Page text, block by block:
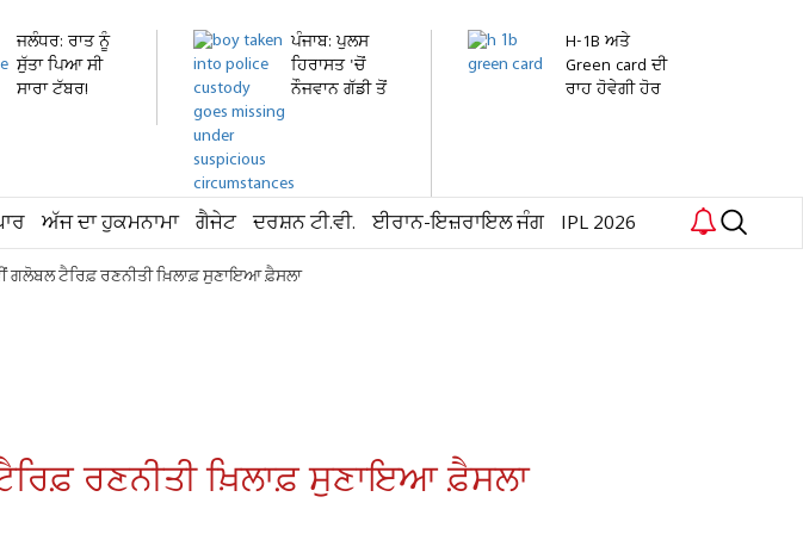
ਜਲੰਧਰ: ਰਾਤ ਨੂੰ
ਸੁੱਤਾ ਪਿਆ ਸੀ
ਸਾਰਾ ਟੱਬਰ!
ਪੰਜਾਬ: ਪੁਲਸ
ਹਿਰਾਸਤ 'ਚੋਂ
ਨੌਜਵਾਨ ਗੱਡੀ ਤੋਂ
H-1B ਅਤੇ
Green card ਦੀ
ਰਾਹ ਹੋਵੇਗੀ ਹੋਰ
ਅੱਜ ਦਾ ਹੁਕਮਨਾਮਾ ਗੈਜੇਟ ਦਰਸ਼ਨ ਟੀ.ਵੀ. ਈਰਾਨ-ਇਜ਼ਰਾਇਲ ਜੰਗ IPL 2026
ਗਲੋਬਲ ਟੈਰਿਫ਼ ਰਣਨੀਤੀ ਖ਼ਿਲਾਫ਼ ਸੁਣਾਇਆ ਫ਼ੈਸਲਾ
ਰਣਨੀਤੀ ਖ਼ਿਲਾਫ਼ ਸੁਣਾਇਆ ਫ਼ੈਸਲਾ